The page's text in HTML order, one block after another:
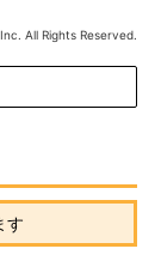
All Rights Reserved.
す